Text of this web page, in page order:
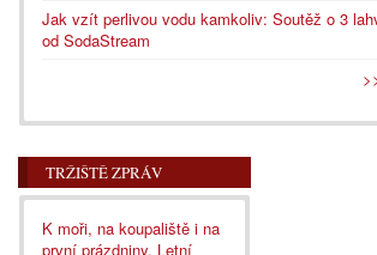
Jak vzít perlivou vodu kamkoliv: Soutěž o 3
od SodaStream
TRŽIŠTĚ ZPRÁV
K moři, na koupaliště i na
první prázdniny. Letní